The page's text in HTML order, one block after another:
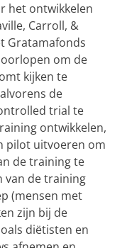
het ontwikkelen
Carroll, &
Gratamafonds
om de
kijken te
de
trial te
ontwikkelen,
pilot uitvoeren om
de training te
van de training
(mensen met
zijn bij de
diëtisten en